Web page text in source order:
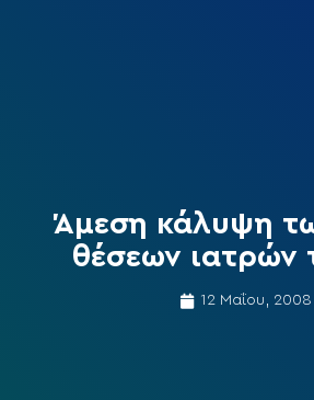
Άμεση κάλυψη
θέσεων ιατρών
12 Μαΐου, 2008